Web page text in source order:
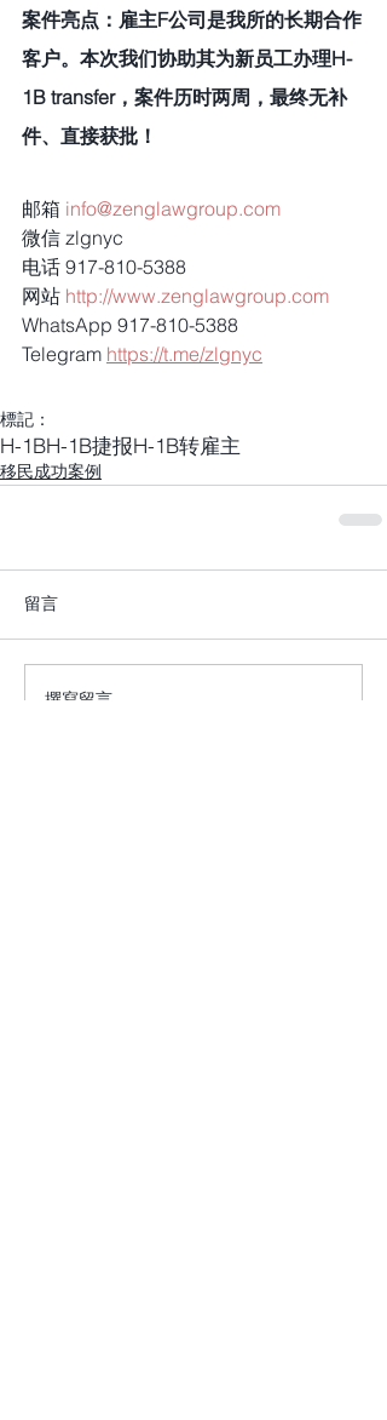
案件亮点：雇主F公司是我所的长期合作
客户。本次我们协助其为新员工办理H-
1B transfer，案件历时两周，最终无补
件、直接获批！
邮箱 info@zenglawgroup.com
微信 zlgnyc
电话 917-810-5388
网站 http://www.zenglawgroup.com
WhatsApp 917-810-5388
Telegram https://t.me/zlgnyc
標記：
H-1BH-1B捷报H-1B转雇主
移民成功案例
留言
撰寫留言......